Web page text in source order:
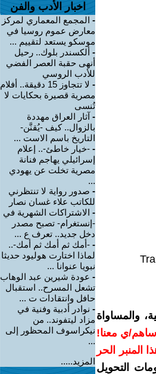
والمساواة
ساهم/ي معنا!
المنبر الحر
التحويل
اخبار الأدب والفن
- المجمع المعماري لمركز
معارض عموم روسيا في
موسكو يستعد لتقييم ...
- ألكسندر بلوك.. رحيل
أنهى حقبة العصر الفضي
للأدب الروسي
-
لا تتجاوز 15 دقيقة.. أفلام
مصرية قصيرة بحكايات لا
تُنسى
- آثار العراق مهددة
بالزوال.. كيف -يُقنَّن-
التاريخ باسم الاست ...
- -خيار خاطئ-.. إعلام
إسرائيلي يهاجم فنانة
مصرية تخلت عن يهودي
...
- صدور رواية لا تنتظرني
للكاتب علاء غسان نصار
- الاشتراكات الشهرية في
-إنستغرام- تصبح مصدر
دخل جديد.. تعرف ع ...
- -أمك ثم أمك ثم أمك-..
لماذا اختارت هوليود حديثا
نبويا عنوانا ...
- عودة شيرين عبد الوهاب
تشعل المسرح.. استقبال
حافل وانتقادات ت ...
- نوادر أدبية وفنية في
مزاد ليتفوند.. من
نيكراسوف المحظور إلى
...
المزيد.....